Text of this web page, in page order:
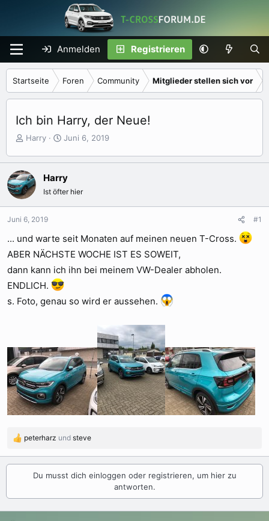
Anmelden Registrieren
Startseite Foren Community Mitglieder stellen sich vor
Ich bin Harry, der Neue!
E
t
e
l
l
e
Harry
E
e
l
l
m
Juni 6, 2019
Harry
Ist öfter hier
Juni 6, 2019 #1
... und warte seit Monaten auf meinen neuen T-Cross.
ABER NÄCHSTE WOCHE IST ES SOWEIT,
dann kann ich ihn bei meinem VW-Dealer abholen.
ENDLICH.
s. Foto, genau so wird er aussehen.
R
a
i
peterharz und steve
Du musst dich einloggen oder registrieren, um hier zu
antworten.